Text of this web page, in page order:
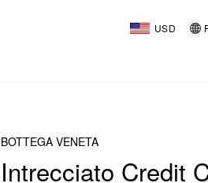
USD
BOTTEGA VENETA
Intrecciato Credit